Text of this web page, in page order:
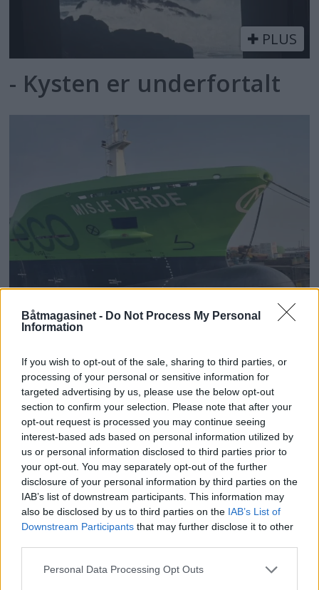
Båtmagasinet - Do Not Process My Personal
Information
If you wish to opt-out of the sale, sharing to third parties, or
processing of your personal or sensitive information for
targeted advertising by us, please use the below opt-out
section to confirm your selection. Please note that after your
opt-out request is processed you may continue seeing
interest-based ads based on personal information utilized by
us or personal information disclosed to third parties prior to
your opt-out. You may separately opt-out of the further
disclosure of your personal information by third parties on the
IAB’s list of downstream participants. This information may
also be disclosed by us to third parties on the IAB’s List of
Downstream Participants that may further disclose it to other
Personal Data Processing Opt Outs
PLUS
- Kysten er underfortalt
Losen avviser straffeskyld
ANNONSØRINNHOLD
BÅTMAGASINET